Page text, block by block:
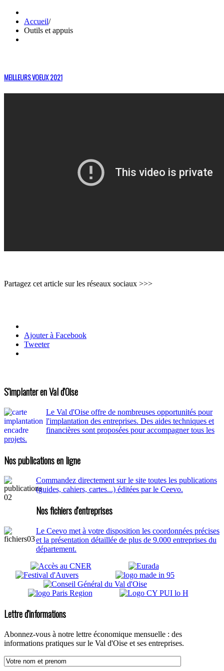
Accueil/
Outils et appuis
MEILLEURS VOEUX 2021
Partagez cet article sur les réseaux sociaux >>>
Ajouter à Facebook
Tweeter
S'implanter en Val d'Oise
Le Val d'Oise offre de nombreuses opportunités pour
l'implantation des entreprises. Des aides techniques et
financières sont proposées pour accompagner tous les
projets.
Nos publications en ligne
Commandez directement sur le site toutes les publications
(guides, cahiers, cartes...) éditées par le Ceevo.
Nos fichiers d'entreprises
Le Ceevo met à votre disposition les coordonnées précises
et la présentation détaillée de plus de 9.000 entreprises du
département.
Lettre d'informations
Abonnez-vous à notre lettre économique mensuelle : des
informations pratiques sur le Val d'Oise et ses entreprises.